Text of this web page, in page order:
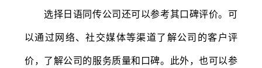
选择日语同传公司还可以参考其口碑评价。可
以通过网络、社交媒体等渠道了解公司的客户评
价，了解公司的服务质量和口碑。此外，也可以参